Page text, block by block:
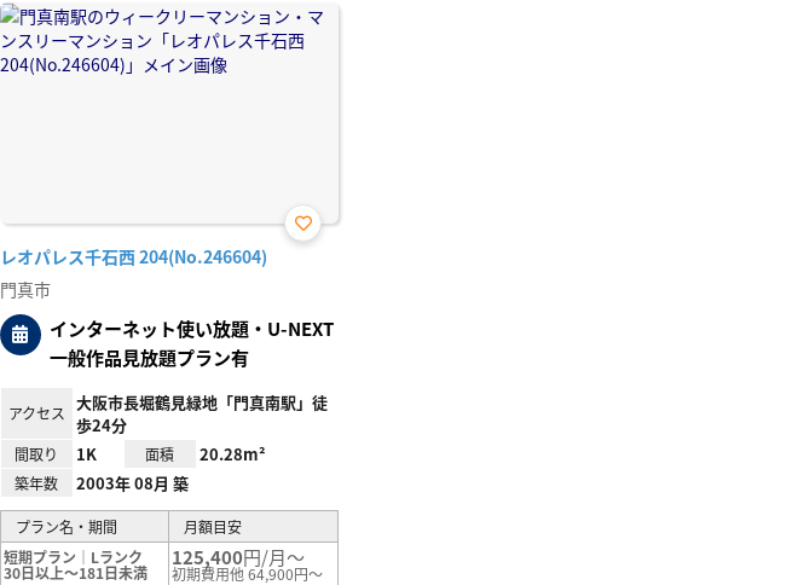
レオパレス千石西 204(No.246604) お気
門真市
インターネット使い放題・U-NEXT
一般作品見放題プラン有
アクセス
大阪市長堀鶴見緑地「門真南駅」徒
歩24分
間取り 1K 面積 20.28m²
築年数 2003年 08月 築
プラン名・期間
月額目安
短期プラン｜Lランク
30日以上～181日未満
125,400円/月～
初期費用他 64,900円～